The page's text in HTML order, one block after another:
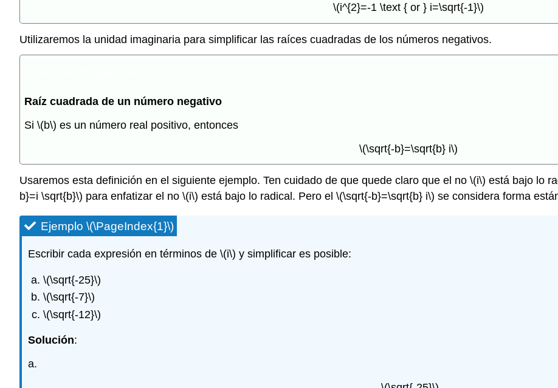
\(i^{2}=-1 \text { or } i=\sqrt{-1}\)
Utilizaremos la unidad imaginaria para simplificar las raíces cuadradas de los números negativos.
Raíz cuadrada de un número negativo
Si \(b\) es un número real positivo, entonces
\(\sqrt{-b}=\sqrt{b} i\)
Usaremos esta definición en el siguiente ejemplo. Ten cuidado de que quede claro que el no \(i\) está bajo lo
b}=i \sqrt{b}\) para enfatizar el no \(i\) está bajo lo radical. Pero el \(\sqrt{-b}=\sqrt{b} i\) se considera forma
Ejemplo \(\PageIndex{1}\)
Escribir cada expresión en términos de \(i\) y simplificar es posible:
\(\sqrt{-25}\)
\(\sqrt{-7}\)
\(\sqrt{-12}\)
Solución:
a.